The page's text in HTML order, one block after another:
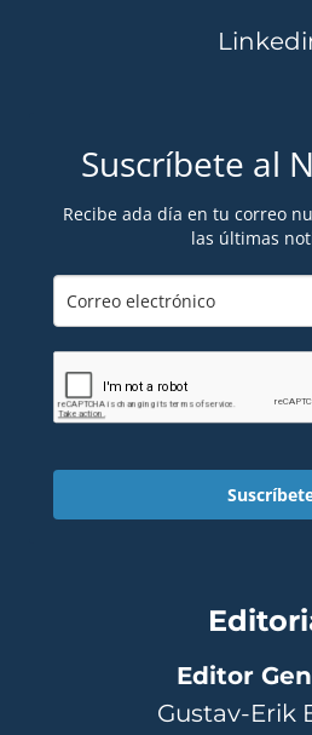
Suscríbete al
Recibe ada día en tu correo
las últimas
Editor
Gustav-Erik